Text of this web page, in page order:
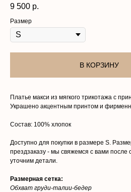
9 500 р.
Размер
В КОРЗИНУ
Платье макси из мягкого трикотажа с
Украшено акцентным принтом и
Состав: 100% хлопок
Доступно для покупки в размере S.
прездзаказу - мы свяжемся с вами после
уточним детали.
Размерная сетка:
Обхват груди-талии-бедер
ООО «ИЛОНА ДИЗАЙН»
ИНН 2002005858
Политика в отношении обработки
персональных данных
КАТАЛОГ О НАС